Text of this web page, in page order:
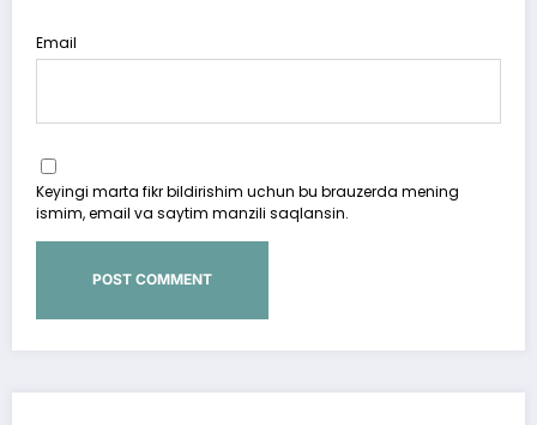
Email
Keyingi marta fikr bildirishim uchun bu brauzerda mening
ismim, email va saytim manzili saqlansin.